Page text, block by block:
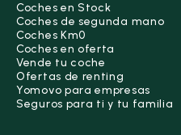
Coches en Stock
Coches de segunda mano
Coches Km0
Coches en oferta
Vende tu coche
Ofertas de renting
Yomovo para empresas
Seguros para ti y tu familia